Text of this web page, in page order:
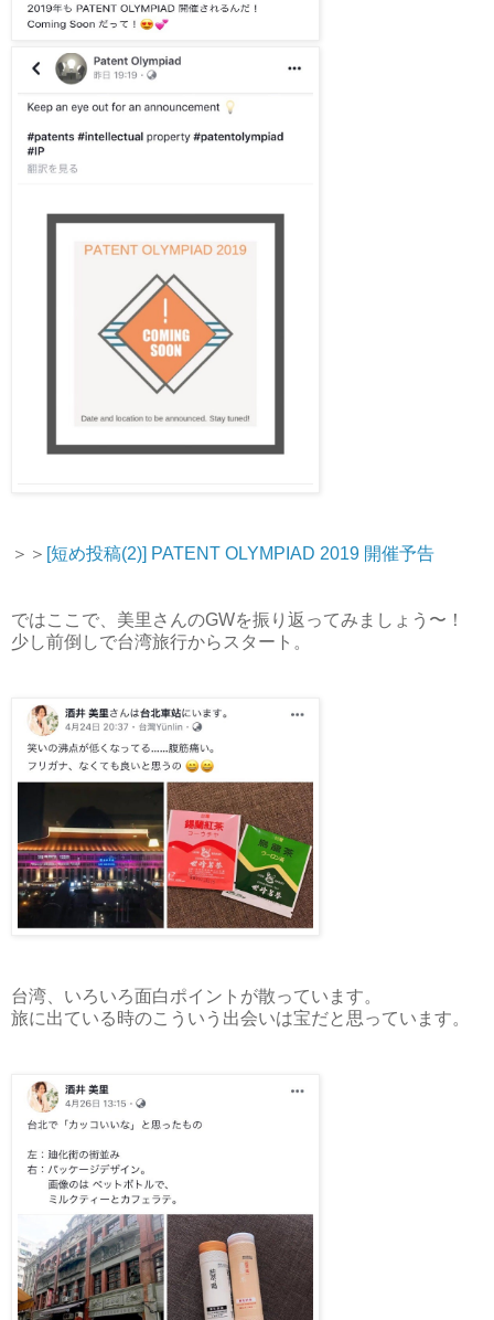
＞＞ [短め投稿(2)] PATENT OLYMPIAD 2019 開催予告
ではここで、美里さんのGWを振り返ってみましょう〜！
少し前倒しで台湾旅行からスタート。
台湾、いろいろ面白ポイントが散っています。
旅に出ている時のこういう出会いは宝だと思っています。